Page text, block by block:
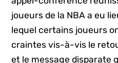
joueurs de la NBA a eu
lequel certains joueurs
craintes vis-à-vis le
et le message disparate